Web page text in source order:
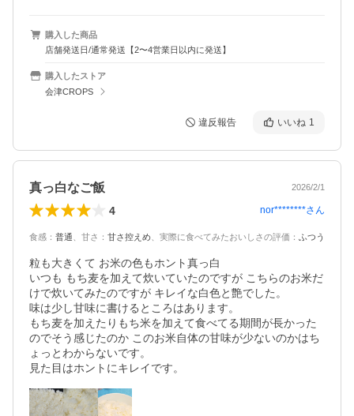
購入した商品
店舗発送日/通常発送【2〜4営業日以内に発送】
購入したストア
会津CROPS
違反報告 いいね 1
真っ白なご飯 2026/2/1
4 nor********さん
食感 ： 普通 甘さ ： 甘さ控えめ 実際に食べてみたおいしさの評価 ： ふつう
粒も大きくて お米の色もホント真っ白
いつも もち麦を加えて炊いていたのですが こちらのお米だ
けで炊いてみたのですが キレイな白色と艶でした。
味は少し甘味に書けるところはあります。
もち麦を加えたりもち米を加えて食べてる期間が長かった
のでそう感じたのか このお米自体の甘味が少ないのかはち
ょっとわからないです。
見た目はホントにキレイです。